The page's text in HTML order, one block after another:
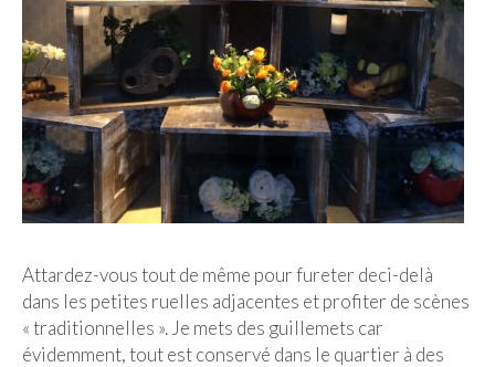
Attardez-vous tout de même pour fureter deci-delà
dans les petites ruelles adjacentes et profiter de scènes
« traditionnelles ». Je mets des guillemets car
évidemment, tout est conservé dans le quartier à des